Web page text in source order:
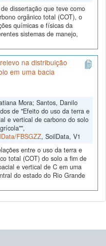
dissertação que teve como
orgânico total (COT), o
químicas e físicas da
sistemas de manejo,
na distribuição
em uma bacia
Mora; Santos, Danilo
de "Efeito do uso da terra e
e vertical de carbono do solo
FBSGZZ, SoilData, V1
entre o uso da terra e
total (COT) do solo a fim de
e vertical de C em uma
do estado do Rio Grande